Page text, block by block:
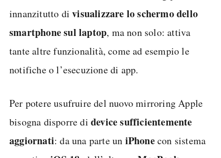
innanzitutto divisualizzare lo schermo dello
smartphone sul laptop, ma non solo: attiva
tante altre funzionalità, come ad esempio le
notifiche o l’esecuzione di app.
Per potere usufruire del nuovo mirroring Apple
bisogna disporre di device sufficientemente
aggiornati: da una parte un iPhonecon sistema